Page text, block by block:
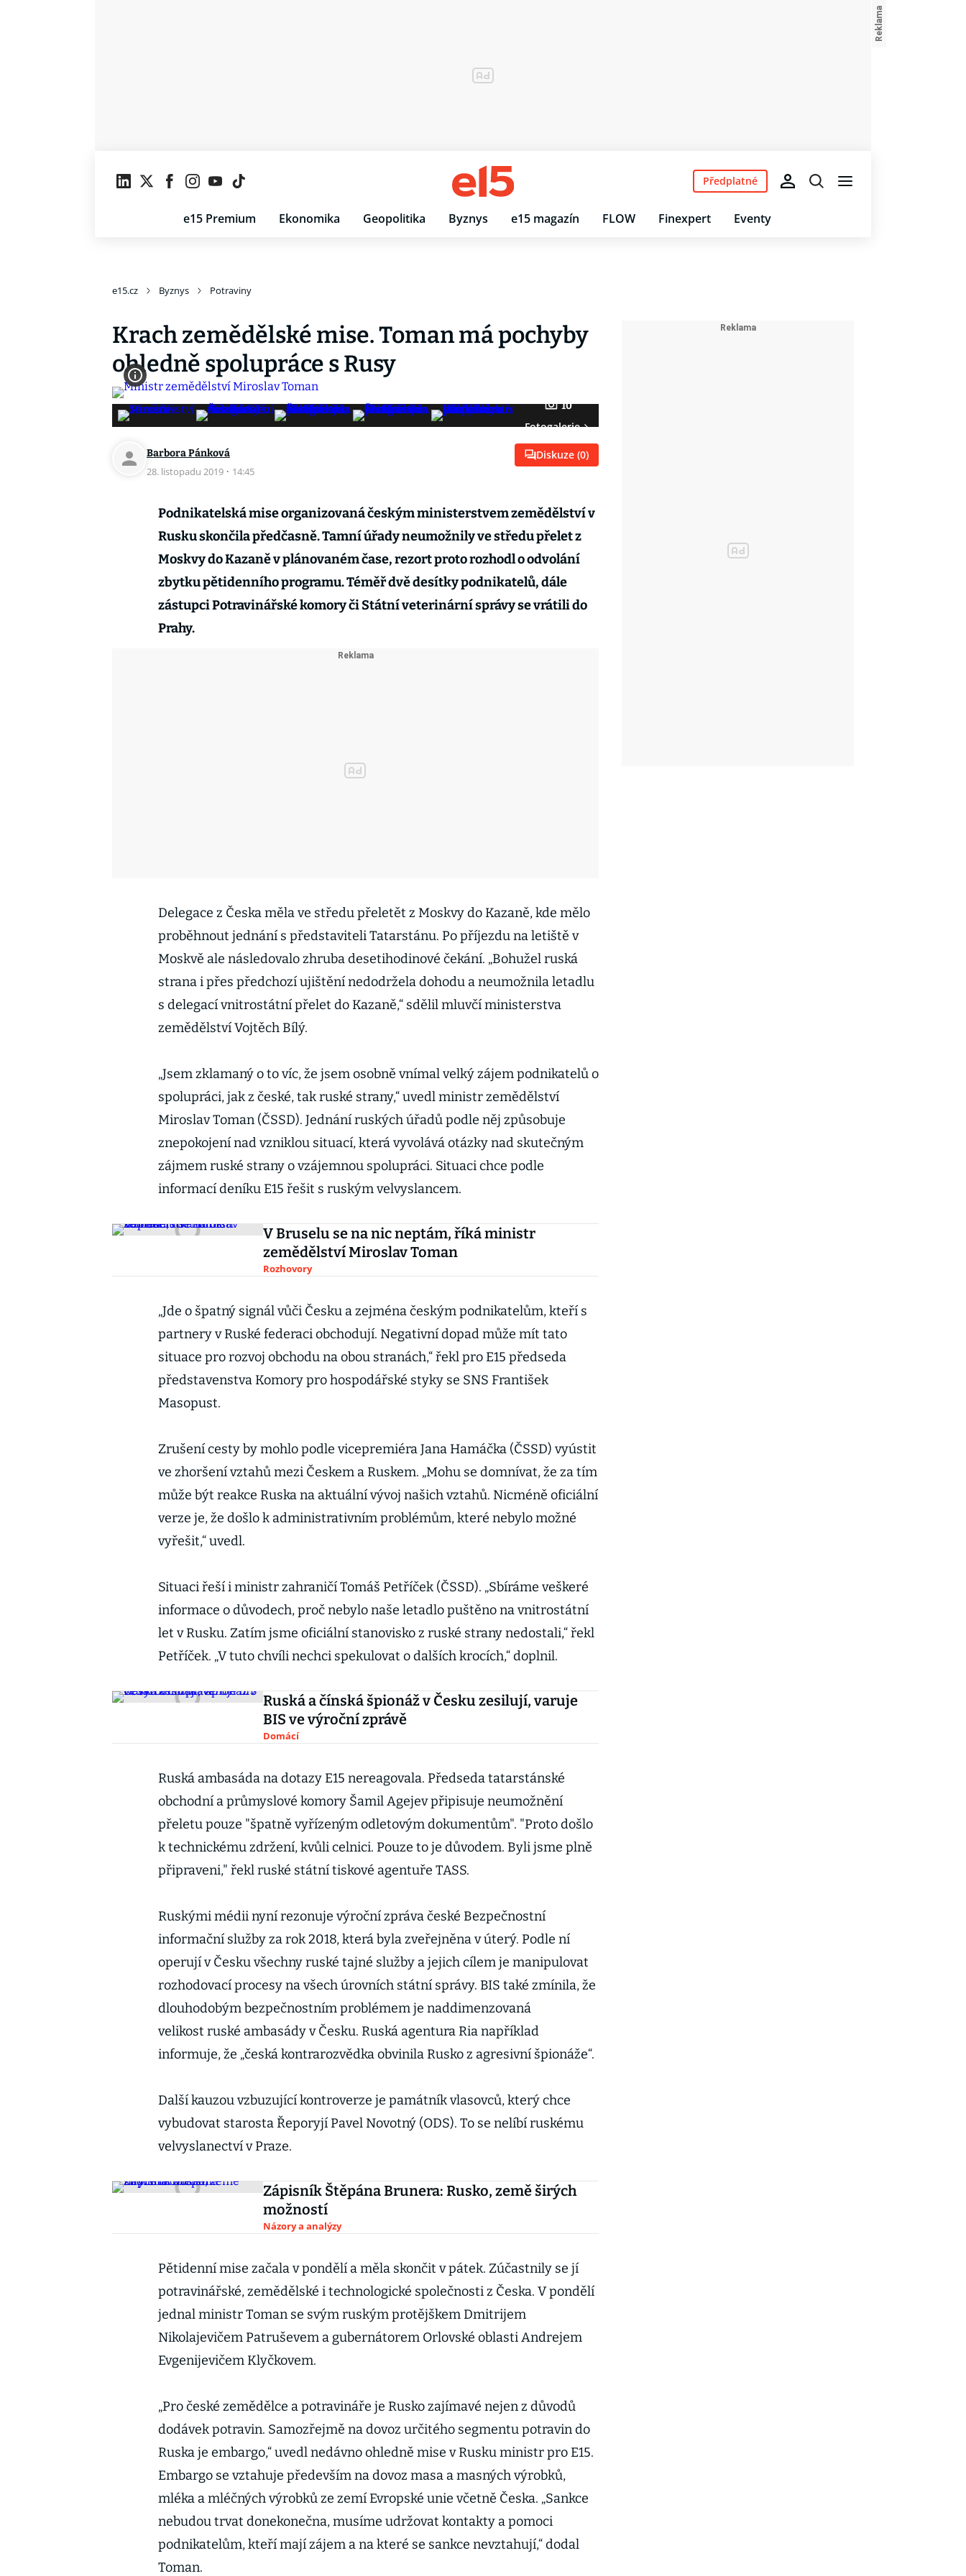
e15 Premium Ekonomika Geopolitika Byznys e15 magazín FLOW Finexpert Eventy
Předplatné
e15.cz Byznys Potraviny
Krach zemědělské mise. Toman má pochyby
ohledně spolupráce s Rusy
10
Fotogalerie
Barbora Pánková
28. listopadu 2019 · 14:45
Diskuze (0)
Podnikatelská mise organizovaná českým ministerstvem zemědělství v
Rusku skončila předčasně. Tamní úřady neumožnily ve středu přelet z
Moskvy do Kazaně v plánovaném čase, rezort proto rozhodl o odvolání
zbytku pětidenního programu. Téměř dvě desítky podnikatelů, dále
zástupci Potravinářské komory či Státní veterinární správy se vrátili do
Prahy.
Delegace z Česka měla ve středu přeletět z Moskvy do Kazaně, kde mělo
proběhnout jednání s představiteli Tatarstánu. Po příjezdu na letiště v
Moskvě ale následovalo zhruba desetihodinové čekání. „Bohužel ruská
strana i přes předchozí ujištění nedodržela dohodu a neumožnila letadlu
s delegací vnitrostátní přelet do Kazaně,“ sdělil mluvčí ministerstva
zemědělství Vojtěch Bílý.
„Jsem zklamaný o to víc, že jsem osobně vnímal velký zájem podnikatelů o
spolupráci, jak z české, tak ruské strany,“ uvedl ministr zemědělství
Miroslav Toman (ČSSD). Jednání ruských úřadů podle něj způsobuje
znepokojení nad vzniklou situací, která vyvolává otázky nad skutečným
zájmem ruské strany o vzájemnou spolupráci. Situaci chce podle
informací deníku E15 řešit s ruským velvyslancem.
V Bruselu se na nic neptám, říká ministr
zemědělství Miroslav Toman
Rozhovory
„Jde o špatný signál vůči Česku a zejména českým podnikatelům, kteří s
partnery v Ruské federaci obchodují. Negativní dopad může mít tato
situace pro rozvoj obchodu na obou stranách,“ řekl pro E15 předseda
představenstva Komory pro hospodářské styky se SNS František
Masopust.
Zrušení cesty by mohlo podle vicepremiéra Jana Hamáčka (ČSSD) vyústit
ve zhoršení vztahů mezi Českem a Ruskem. „Mohu se domnívat, že za tím
může být reakce Ruska na aktuální vývoj našich vztahů. Nicméně oficiální
verze je, že došlo k administrativním problémům, které nebylo možné
vyřešit,“ uvedl.
Situaci řeší i ministr zahraničí Tomáš Petříček (ČSSD). „Sbíráme veškeré
informace o důvodech, proč nebylo naše letadlo puštěno na vnitrostátní
let v Rusku. Zatím jsme oficiální stanovisko z ruské strany nedostali,“ řekl
Petříček. „V tuto chvíli nechci spekulovat o dalších krocích,“ doplnil.
Ruská a čínská špionáž v Česku zesilují, varuje
BIS ve výroční zprávě
Domácí
Ruská ambasáda na dotazy E15 nereagovala. Předseda tatarstánské
obchodní a průmyslové komory Šamil Agejev připisuje neumožnění
přeletu pouze "špatně vyřízeným odletovým dokumentům". "Proto došlo
k technickému zdržení, kvůli celnici. Pouze to je důvodem. Byli jsme plně
připraveni," řekl ruské státní tiskové agentuře TASS.
Ruskými médii nyní rezonuje výroční zpráva české Bezpečnostní
informační služby za rok 2018, která byla zveřejněna v úterý. Podle ní
operují v Česku všechny ruské tajné služby a jejich cílem je manipulovat
rozhodovací procesy na všech úrovních státní správy. BIS také zmínila, že
dlouhodobým bezpečnostním problémem je naddimenzovaná
velikost ruské ambasády v Česku. Ruská agentura Ria například
informuje, že „česká kontrarozvědka obvinila Rusko z agresivní špionáže“.
Další kauzou vzbuzující kontroverze je památník vlasovců, který chce
vybudovat starosta Řeporyjí Pavel Novotný (ODS). To se nelíbí ruskému
velvyslanectví v Praze.
Zápisník Štěpána Brunera: Rusko, země širých
možností
Názory a analýzy
Pětidenní mise začala v pondělí a měla skončit v pátek. Zúčastnily se jí
potravinářské, zemědělské i technologické společnosti z Česka. V pondělí
jednal ministr Toman se svým ruským protějškem Dmitrijem
Nikolajevičem Patruševem a gubernátorem Orlovské oblasti Andrejem
Evgenijevičem Klyčkovem.
„Pro české zemědělce a potravináře je Rusko zajímavé nejen z důvodů
dodávek potravin. Samozřejmě na dovoz určitého segmentu potravin do
Ruska je embargo,“ uvedl nedávno ohledně mise v Rusku ministr pro E15.
Embargo se vztahuje především na dovoz masa a masných výrobků,
mléka a mléčných výrobků ze zemí Evropské unie včetně Česka. „Sankce
nebudou trvat donekonečna, musíme udržovat kontakty a pomoci
podnikatelům, kteří mají zájem a na které se sankce nevztahují,“ dodal
Toman.